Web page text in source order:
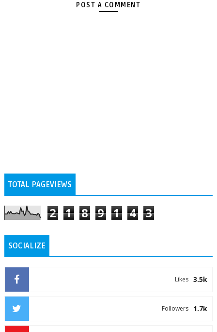
POST A COMMENT
TOTAL PAGEVIEWS
2 1 8 9 1 4 3
SOCIALIZE
3.5k
Likes
1.7k
Followers